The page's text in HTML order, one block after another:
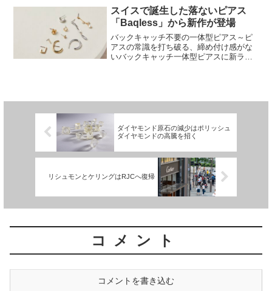
ブルなジュエリーを作ることをコンセプ
トとしている。あなた...
スイスで誕生した落ないピアス
「Baqless」から新作が登場
バックキャッチ不要の一体型ピアス～ピ
アスの常識を打ち破る、締め付け感がな
いバックキャッチ一体型ピアスに新ライ
ダイヤモンド原石の減少はポリッシュ
ダイヤモンドの高騰を招く
リシュモンとケリングはRJCへ復帰
コメント
コメントを書き込む